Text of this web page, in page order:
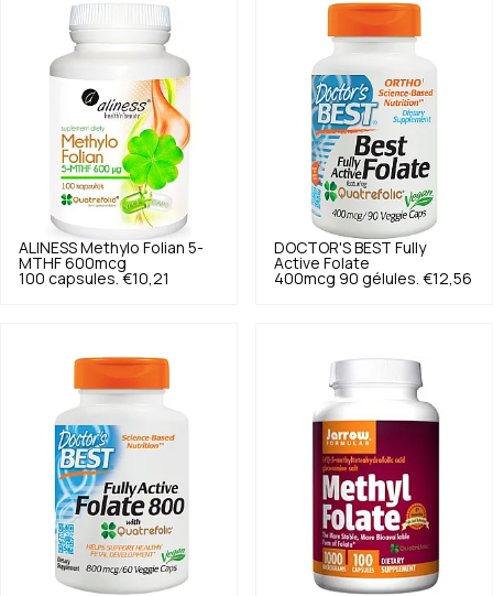
ALINESS Methylo Folian 5-
MTHF 600mcg
100 capsules. €10,21
DOCTOR'S BEST Fully
Active Folate
400mcg 90 gélules. €12,56